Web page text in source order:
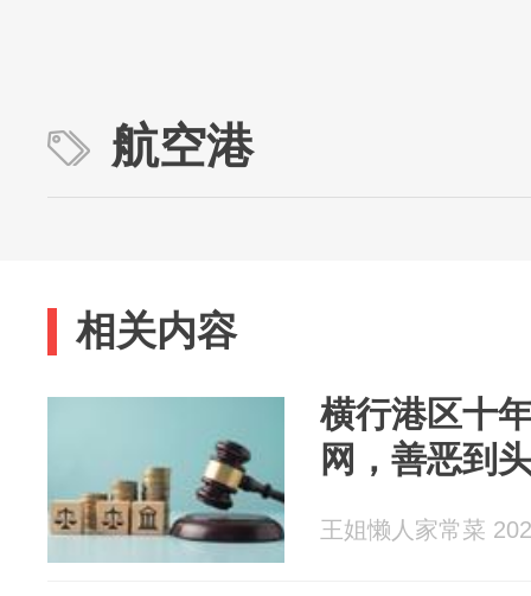
航空港
相关内容
横行港区十
网，善恶到
王姐懒人家常菜